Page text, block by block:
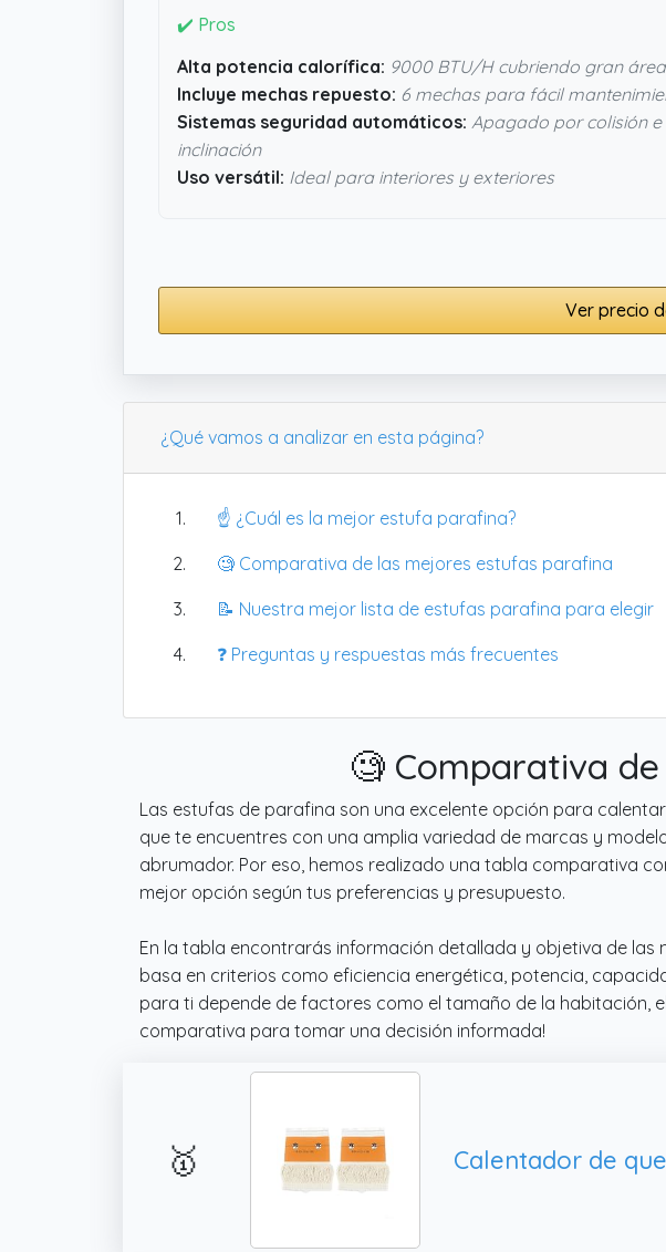
✔️ Pros
Alta potencia calorífica: 9000 BTU/H cubriendo gran área
Incluye mechas repuesto: 6 mechas para fácil
Sistemas seguridad automáticos: Apagado por colisión e
inclinación
Uso versátil: Ideal para interiores y exteriores
Ver precio
¿Qué vamos a analizar en esta página?
☝️ ¿Cuál es la mejor estufa parafina?
🧐 Comparativa de las mejores estufas parafina
📝 Nuestra mejor lista de estufas parafina para elegir
❓ Preguntas y respuestas más frecuentes
🧐 Comparativa
Las estufas de parafina son una excelente opción para
que te encuentres con una amplia variedad de marcas y
abrumador. Por eso, hemos realizado una tabla comparativa
mejor opción según tus preferencias y presupuesto.
En la tabla encontrarás información detallada y objetiva de
basa en criterios como eficiencia energética, potencia,
para ti depende de factores como el tamaño de la habitación,
comparativa para tomar una decisión informada!
🥇